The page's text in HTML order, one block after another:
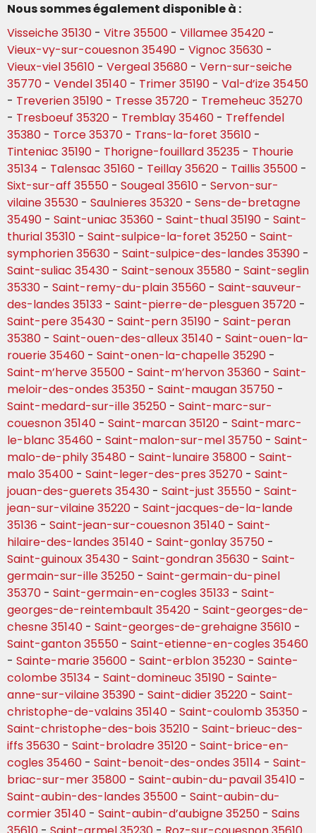
Nous sommes également disponible à :
Visseiche 35130 - Vitre 35500 - Villamee 35420 -
Vieux-vy-sur-couesnon 35490 - Vignoc 35630 -
Vieux-viel 35610 - Vergeal 35680 - Vern-sur-seiche
35770 - Vendel 35140 - Trimer 35190 - Val-d’ize 35450
- Treverien 35190 - Tresse 35720 - Tremeheuc 35270
- Tresboeuf 35320 - Tremblay 35460 - Treffendel
35380 - Torce 35370 - Trans-la-foret 35610 -
Tinteniac 35190 - Thorigne-fouillard 35235 - Thourie
35134 - Talensac 35160 - Teillay 35620 - Taillis 35500 -
Sixt-sur-aff 35550 - Sougeal 35610 - Servon-sur-
vilaine 35530 - Saulnieres 35320 - Sens-de-bretagne
35490 - Saint-uniac 35360 - Saint-thual 35190 - Saint-
thurial 35310 - Saint-sulpice-la-foret 35250 - Saint-
symphorien 35630 - Saint-sulpice-des-landes 35390 -
Saint-suliac 35430 - Saint-senoux 35580 - Saint-seglin
35330 - Saint-remy-du-plain 35560 - Saint-sauveur-
des-landes 35133 - Saint-pierre-de-plesguen 35720 -
Saint-pere 35430 - Saint-pern 35190 - Saint-peran
35380 - Saint-ouen-des-alleux 35140 - Saint-ouen-la-
rouerie 35460 - Saint-onen-la-chapelle 35290 -
Saint-m’herve 35500 - Saint-m’hervon 35360 - Saint-
meloir-des-ondes 35350 - Saint-maugan 35750 -
Saint-medard-sur-ille 35250 - Saint-marc-sur-
couesnon 35140 - Saint-marcan 35120 - Saint-marc-
le-blanc 35460 - Saint-malon-sur-mel 35750 - Saint-
malo-de-phily 35480 - Saint-lunaire 35800 - Saint-
malo 35400 - Saint-leger-des-pres 35270 - Saint-
jouan-des-guerets 35430 - Saint-just 35550 - Saint-
jean-sur-vilaine 35220 - Saint-jacques-de-la-lande
35136 - Saint-jean-sur-couesnon 35140 - Saint-
hilaire-des-landes 35140 - Saint-gonlay 35750 -
Saint-guinoux 35430 - Saint-gondran 35630 - Saint-
germain-sur-ille 35250 - Saint-germain-du-pinel
35370 - Saint-germain-en-cogles 35133 - Saint-
georges-de-reintembault 35420 - Saint-georges-de-
chesne 35140 - Saint-georges-de-grehaigne 35610 -
Saint-ganton 35550 - Saint-etienne-en-cogles 35460
- Sainte-marie 35600 - Saint-erblon 35230 - Sainte-
colombe 35134 - Saint-domineuc 35190 - Sainte-
anne-sur-vilaine 35390 - Saint-didier 35220 - Saint-
christophe-de-valains 35140 - Saint-coulomb 35350 -
Saint-christophe-des-bois 35210 - Saint-brieuc-des-
iffs 35630 - Saint-broladre 35120 - Saint-brice-en-
cogles 35460 - Saint-benoit-des-ondes 35114 - Saint-
briac-sur-mer 35800 - Saint-aubin-du-pavail 35410 -
Saint-aubin-des-landes 35500 - Saint-aubin-du-
cormier 35140 - Saint-aubin-d’aubigne 35250 - Sains